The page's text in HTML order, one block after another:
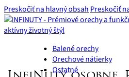
Preskočiť na hlavný obsah Preskočiť
Balené orechy
Orechové nátierky
Ostatné